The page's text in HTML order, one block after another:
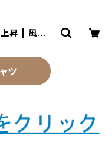
昇 | 風水よ
ツ